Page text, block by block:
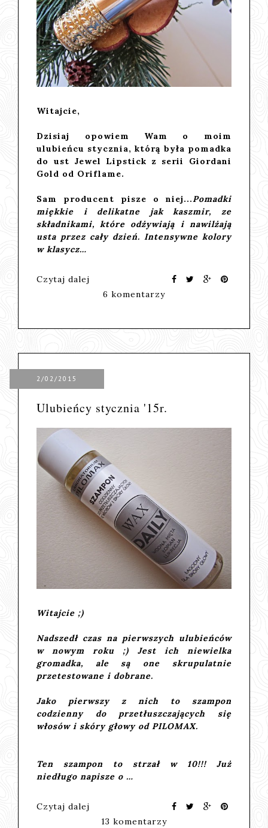
Witajcie,
Dzisiaj opowiem Wam o moim
ulubieńcu stycznia, którą była pomadka
do ust Jewel Lipstick z serii Giordani
Gold od Oriflame.
Sam producent pisze o niej...Pomadki
miękkie i delikatne jak kaszmir, ze
składnikami, które odżywiają i nawilżają
usta przez cały dzień. Intensywne kolory
w klasycz…
Czytaj dalej
6 komentarzy
2/02/2015
Ulubieńcy stycznia '15r.
Witajcie ;)
Nadszedł czas na pierwszych ulubieńców
w nowym roku ;) Jest ich niewielka
gromadka, ale są one skrupulatnie
przetestowane i dobrane.
Jako pierwszy z nich to szampon
codzienny do przetłuszczających się
włosów i skóry głowy od PILOMAX.
Ten szampon to strzał w 10!!! Już
niedługo napisze o …
Czytaj dalej
13 komentarzy